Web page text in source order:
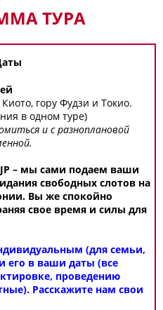
ТУРА
гору Фудзи и Токио.
в одном туре)
и с разноплановой
– мы сами подаем ваши
свободных слотов на
Вы же спокойно
свое время и силы для
(для семьи,
его в ваши даты (все
проведению
Расскажите нам свои